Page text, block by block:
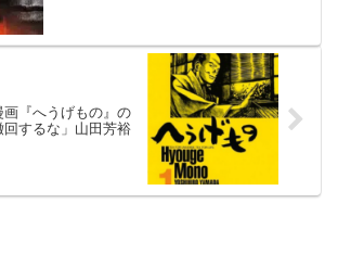
『へうげもの』の
するな」山田芳裕